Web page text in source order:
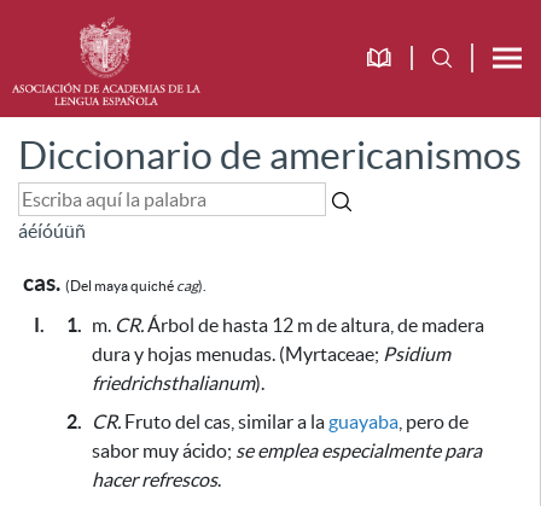
Diccionario de americanismos
áéíóúüñ
cas. (Del maya quiché cag).
I. 1. m. CR.Árbol de hasta 12 m de altura, de madera
dura y hojas menudas. (Myrtaceae; Psidium
friedrichsthalianum).
2.
CR. Fruto del cas, similar a laguayaba , pero de
sabor muy ácido; se emplea especialmente para
hacer refrescos.